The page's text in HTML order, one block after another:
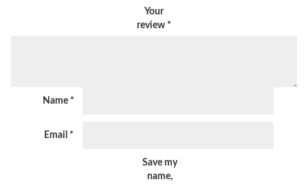
Your
review *
Name *
Email *
Save my
name,